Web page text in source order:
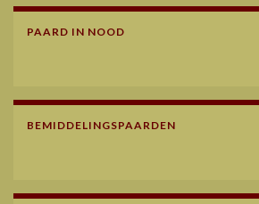
PAARD IN NOOD
BEMIDDELINGSPAARDEN